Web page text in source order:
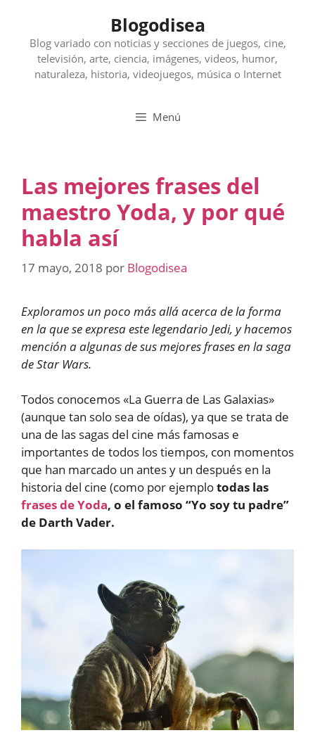
contenido
Blogodisea
Blog variado con noticias y secciones de juegos, cine,
televisión, arte, ciencia, imágenes, videos, humor,
naturaleza, historia, videojuegos, música o Internet
Menú
Las mejores frases del
maestro Yoda, y por qué
habla así
17 mayo, 2018 por Blogodisea
Exploramos un poco más allá acerca de la forma
en la que se expresa este legendario Jedi, y hacemos
mención a algunas de sus mejores frases en la saga
de Star Wars.
Todos conocemos «La Guerra de Las Galaxias»
(aunque tan solo sea de oídas), ya que se trata de
una de las sagas del cine más famosas e
importantes de todos los tiempos, con momentos
que han marcado un antes y un después en la
historia del cine (como por ejemplotodas las
frases de Yoda, o el famoso “Yo soy tu padre”
de Darth Vader.